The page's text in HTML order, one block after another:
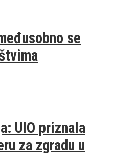
se
UIO priznala
za zgradu u